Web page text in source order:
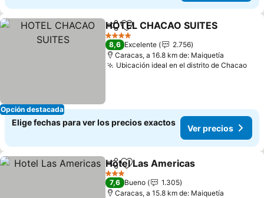
Opción destacada
CompartirAgregar a favoritos
HOTEL CHACAO SUITES
4 Estrellas
8,6 Excelente
2.756
Caracas, a 16.8 km de: Maiquetía
Ubicación ideal en el distrito de Chacao
Elige fechas para ver los precios exactos
Ver precios
CompartirAgregar a favoritos
Hotel Las Americas
3 Estrellas
7,6 Bueno
1.305
Caracas, a 15.8 km de: Maiquetía